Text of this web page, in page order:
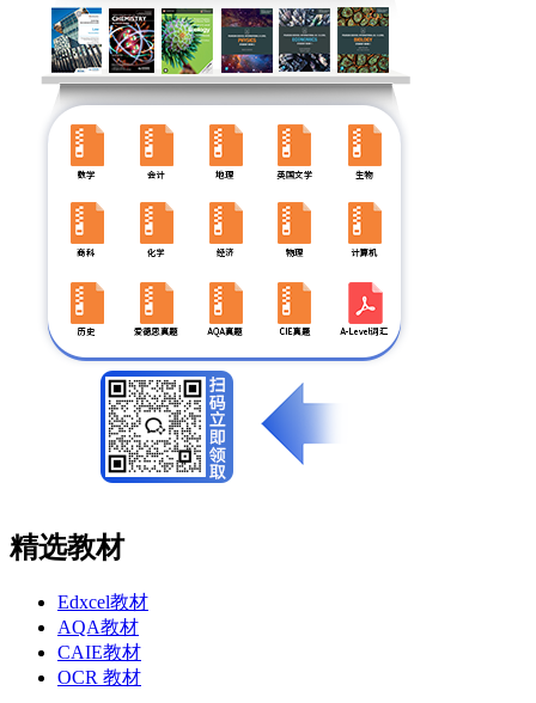
精选教材
Edxcel教材
AQA教材
CAIE教材
OCR 教材